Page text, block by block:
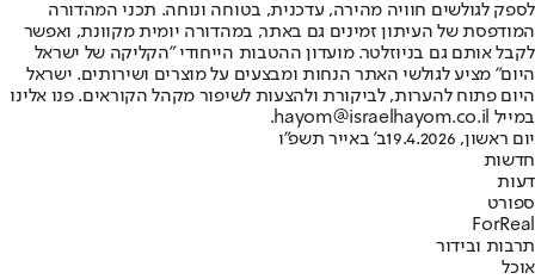
לספק לגולשים חוויה מהירה, עדכנית, בטוחה ונוחה. תכני המהדורה
המודפסת של העיתון זמינים גם באתר, במהדורה יומית מקוונת, ואפשר
לקבל אותם גם בניוזלטר. מועדון ההטבות הייחודי "הקליקה של ישראל
היום" מציע לגולשי האתר הנחות ומבצעים על מוצרים ושירותים. ישראל
היום פתוח להערות, לביקורת ולהצעות לשיפור מקהל הקוראים. פנו אלינו
במייל hayom@israelhayom.co.il.
יום ראשון, 19.4.2026
ב' באייר תשפ"ו
חדשות
דעות
ספורט
ForReal
תרבות ובידור
אוכל